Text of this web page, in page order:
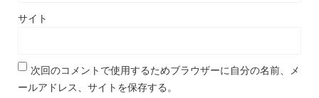
サイト
次回のコメントで使用するためブラウザーに自分の名前、メ
ールアドレス、サイトを保存する。